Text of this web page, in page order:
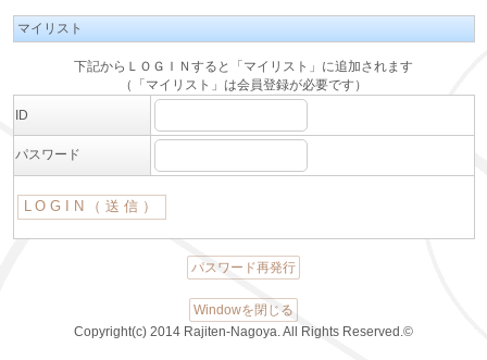
マイリスト
下記からＬＯＧＩＮすると「マイリスト」に追加されます
（「マイリスト」は会員登録が必要です）
ID
パスワード
パスワード再発行
Windowを閉じる
Copyright(c) 2014 Rajiten-Nagoya. All Rights Reserved.©